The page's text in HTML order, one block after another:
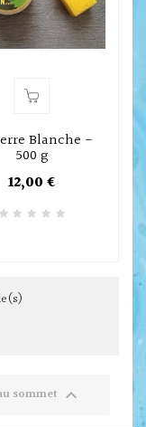
Blanche -
500 g
12,00 €
sommet 